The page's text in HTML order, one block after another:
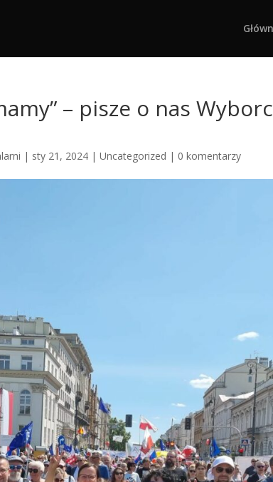
– pisze o nas
| sty 21, 2024 |Uncategorized | 0 komentarzy